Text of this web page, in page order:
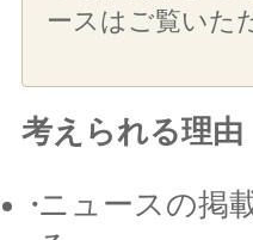
ースはご覧いた
考えられる理由
ニュースの掲